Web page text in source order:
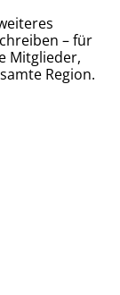
– für
Mitglieder,
Region.